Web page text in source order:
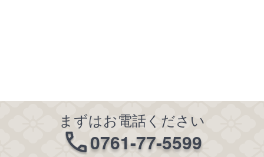
まずはお電話ください
0761-77-5599